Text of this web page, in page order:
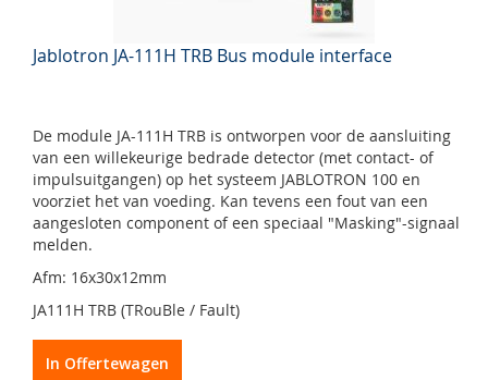
Jablotron JA-111H TRB Bus module interface
De module JA-111H TRB is ontworpen voor de aansluiting
van een willekeurige bedrade detector (met contact- of
impulsuitgangen) op het systeem JABLOTRON 100 en
voorziet het van voeding. Kan tevens een fout van een
aangesloten component of een speciaal "Masking"-signaal
melden.
Afm: 16x30x12mm
JA111H TRB (TRouBle / Fault)
In Offertewagen